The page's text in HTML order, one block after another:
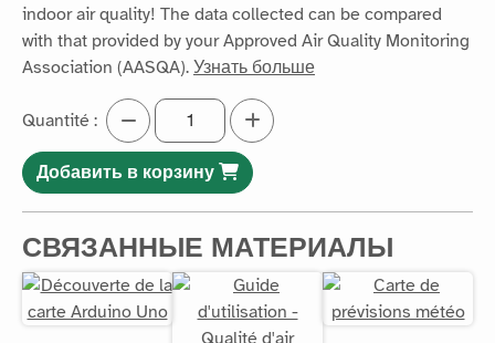
indoor air quality! The data collected can be compared
with that provided by your Approved Air Quality Monitoring
Association (AASQA). Узнать больше
Quantité :
Добавить в корзину
СВЯЗАННЫЕ МАТЕРИАЛЫ